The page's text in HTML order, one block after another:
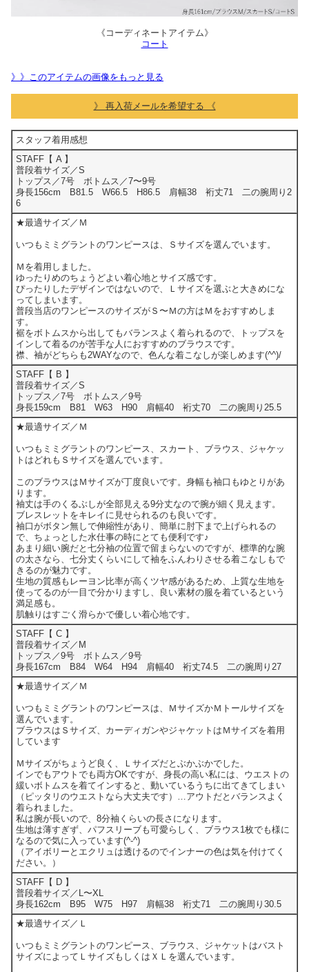
《コーディネートアイテム》
コート
》》このアイテムの画像をもっと見る
》 再入荷メールを希望する 《
スタッフ着用感想
STAFF【 A 】
普段着サイズ／S
トップス／7号 ボトムス／7〜9号
身長156cm B81.5 W66.5 H86.5 肩幅38 裄丈71 二の腕周り2
6
★最適サイズ／Ｍ
いつもミミグラントのワンピースは、Ｓサイズを選んでいます。
Ｍを着用しました。
ゆったりめのちょうどよい着心地とサイズ感です。
ぴったりしたデザインではないので、Ｌサイズを選ぶと大きめにな
ってしまいます。
普段当店のワンピースのサイズがＳ〜Ｍの方はＭをおすすめしま
す。
裾をボトムスから出してもバランスよく着られるので、トップスを
インして着るのが苦手な人におすすめのブラウスです。
襟、袖がどちらも2WAYなので、色んな着こなしが楽しめます(^^)/
STAFF【 B 】
普段着サイズ／S
トップス／7号 ボトムス／9号
身長159cm B81 W63 H90 肩幅40 裄丈70 二の腕周り25.5
★最適サイズ／Ｍ
いつもミミグラントのワンピース、スカート、ブラウス、ジャケッ
トはどれもＳサイズを選んでいます。
このブラウスはＭサイズが丁度良いです。身幅も袖口もゆとりがあ
ります。
袖丈は手のくるぶしが全部見える9分丈なので腕が細く見えます。
ブレスレットをキレイに見せられるのも良いです。
袖口がボタン無しで伸縮性があり、簡単に肘下まで上げられるの
で、ちょっとした水仕事の時にとても便利です♪
あまり細い腕だと七分袖の位置で留まらないのですが、標準的な腕
の太さなら、七分丈くらいにして袖をふんわりさせる着こなしもで
きるのが魅力です。
生地の質感もレーヨン比率が高くツヤ感があるため、上質な生地を
使ってるのが一目で分かりますし、良い素材の服を着ているという
満足感も。
肌触りはすごく滑らかで優しい着心地です。
STAFF【 C 】
普段着サイズ／M
トップス／9号 ボトムス／9号
身長167cm B84 W64 H94 肩幅40 裄丈74.5 二の腕周り27
★最適サイズ／Ｍ
いつもミミグラントのワンピースは、ＭサイズかＭトールサイズを
選んでいます。
ブラウスはＳサイズ、カーディガンやジャケットはＭサイズを着用
しています
Ｍサイズがちょうど良く、Ｌサイズだとぶかぶかでした。
インでもアウトでも両方OKですが、身長の高い私には、ウエストの
緩いボトムスを着てインすると、動いているうちに出てきてしまい
（ピッタリのウエストなら大丈夫です）…アウトだとバランスよく
着られました。
私は腕が長いので、8分袖くらいの長さになります。
生地は薄すぎず、パフスリーブも可愛らしく、ブラウス1枚でも様に
なるので気に入っています(^-^)
（アイボリーとエクリュは透けるのでインナーの色は気を付けてく
ださい。）
STAFF【 D 】
普段着サイズ／L〜XL
身長162cm B95 W75 H97 肩幅38 裄丈71 二の腕周り30.5
★最適サイズ／Ｌ
いつもミミグラントのワンピース、ブラウス、ジャケットはバスト
サイズによってＬサイズもしくはＸＬを選んでいます。